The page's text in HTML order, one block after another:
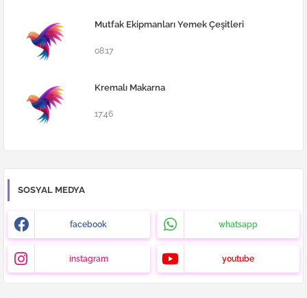
Mutfak Ekipmanları Yemek Çeşitleri
08:17
Kremalı Makarna
17:46
SOSYAL MEDYA
facebook whatsapp
instagram youtube